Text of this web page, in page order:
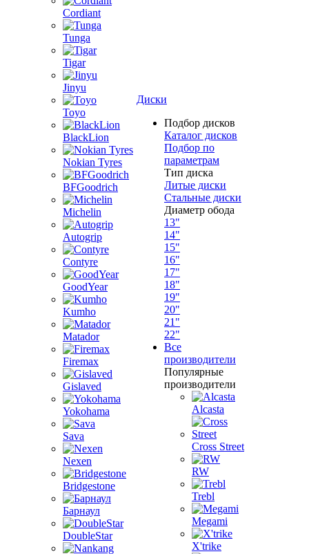
Cordiant
Tunga
Tigar
Jinyu
Toyo
BlackLion
Nokian Tyres
BFGoodrich
Michelin
Autogrip
Contyre
GoodYear
Kumho
Matador
Firemax
Gislaved
Yokohama
Sava
Nexen
Bridgestone
Барнаул
DoubleStar
Диски
Подбор дисков
Каталог дисков
Подбор по
параметрам
Тип диска
Литые диски
Стальные диски
Диаметр обода
13"
14"
15"
16"
17"
18"
19"
20"
21"
22"
Все
производители
Популярные
производители
Alcasta
Cross Street
RW
Trebl
Megami
X'trike